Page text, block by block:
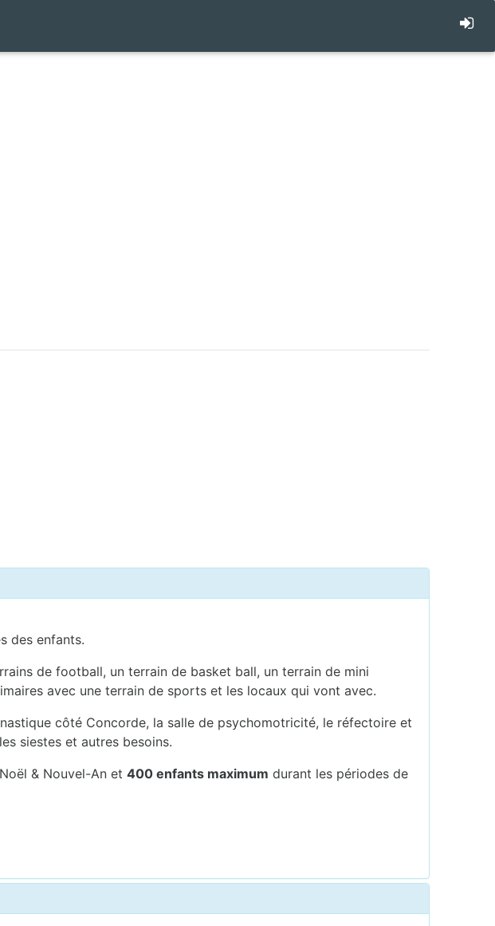
des enfants.
de football, un terrain de basket ball, un terrain de mini
avec une terrain de sports et les locaux qui vont avec.
côté Concorde, la salle de psychomotricité, le réfectoire et
siestes et autres besoins.
& Nouvel-An et400 enfants maximum durant les périodes de